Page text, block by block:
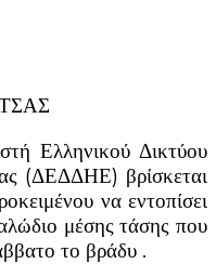
Ελληνικού Δικτύου
(ΔΕΔΔΗΕ) βρίσκεται
να εντοπίσει
μέσης τάσης που
το βράδυ .